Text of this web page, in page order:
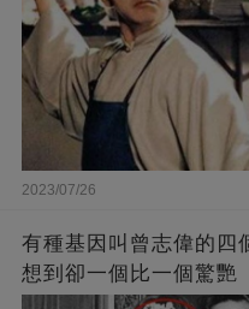
2023/07/26
有種基因叫曾志偉的四
想到卻一個比一個驚艷